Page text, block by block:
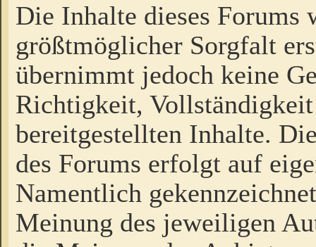
Die Inhalte dieses Forums
größtmöglicher Sorgfalt
übernimmt jedoch keine
Richtigkeit,
bereitgestellten Inhalte.
des Forums erfolgt auf
Namentlich
Meinung des jeweiligen